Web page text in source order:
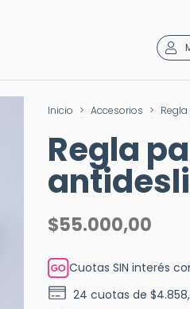
Inicio > Accesorios >
Regla
$55.000,00
Cuotas SIN interés
24 cuotas de